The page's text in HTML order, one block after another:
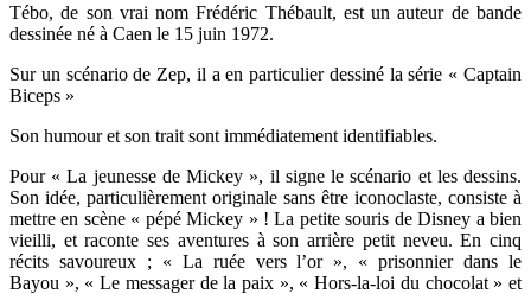
Tébo, de son vrai nom Frédéric Thébault, est un auteur de bande
dessinée né à Caen le 15 juin 1972.
Sur un scénario de Zep, il a en particulier dessiné la série « Captain
Biceps »
Son humour et son trait sont immédiatement identifiables.
Pour « La jeunesse de Mickey », il signe le scénario et les dessins.
Son idée, particulièrement originale sans être iconoclaste, consiste à
mettre en scène « pépé Mickey » ! La petite souris de Disney a bien
vieilli, et raconte ses aventures à son arrière petit neveu. En cinq
récits savoureux ; « La ruée vers l’or », « prisonnier dans le
Bayou », « Le messager de la paix », « Hors-la-loi du chocolat » et